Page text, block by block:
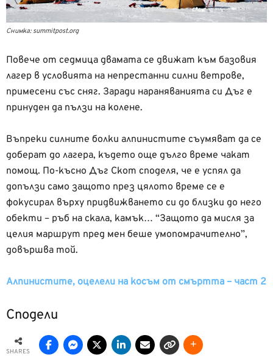
Снимка: summitpost.org
Повече от седмица двамата се движат към базовия
лагер в условията на непрестанни силни ветрове,
примесени със сняг. Заради нараняванията си Дъг е
принуден да пълзи на колене.
Въпреки силните болки алпинистите съумяват да се
доберат до лагера, където още дълго време чакат
помощ. По-късно Дъг Скот споделя, че е успял да
допълзи само защото през цялото време се е
фокусирал върху придвижването си до близки до него
обекти – ръб на скала, камък… “Защото да мисля за
целия маршрут пред мен беше умопомрачително”,
довършва той.
Алпинистите, оцелели на косъм от смъртта – част 2
Сподели
SHARES